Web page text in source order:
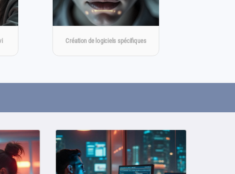
Création de logiciels spécifiques